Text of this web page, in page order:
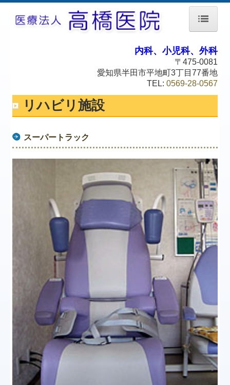
リハビリ施設
初診のご案内
院内感染対策
施設基準等
内科、小児科、外科
〒475-0081
愛知県半田市平地町3丁目77番地
TEL: 0569-28-0567
リハビリ施設
スーパートラック